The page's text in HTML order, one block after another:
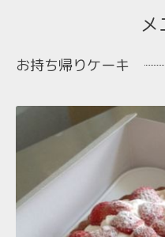
メ
お持ち帰りケーキ